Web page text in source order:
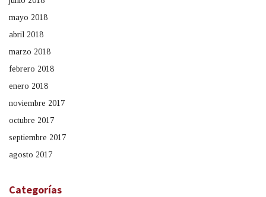
mayo 2018
abril 2018
marzo 2018
febrero 2018
enero 2018
noviembre 2017
octubre 2017
septiembre 2017
agosto 2017
Categorías